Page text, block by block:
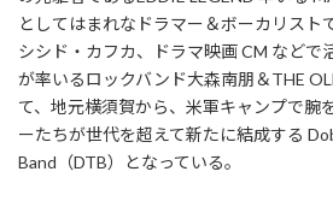
としてはまれなドラマー＆ボーカリスト
シシド・カフカ、ドラマ映画 CM などで
が率いるロックバンド大森南朋＆THE
て、地元横須賀から、米軍キャンプで腕
ーたちが世代を超えて新たに結成する
Band（DTB）となっている。